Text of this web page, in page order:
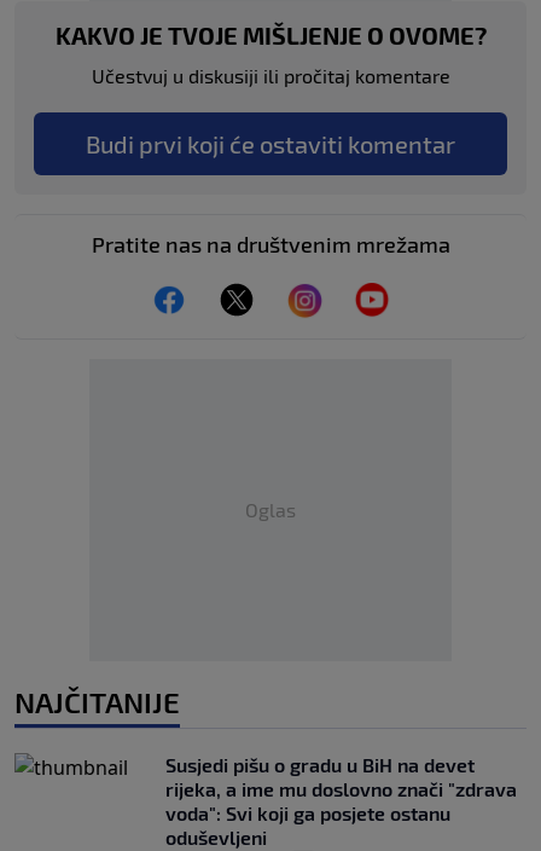
KAKVO JE TVOJE MIŠLJENJE O OVOME?
Učestvuj u diskusiji ili pročitaj komentare
Budi prvi koji će ostaviti komentar
Pratite nas na društvenim mrežama
Oglas
NAJČITANIJE
Susjedi pišu o gradu u BiH na devet
rijeka, a ime mu doslovno znači "zdrava
voda": Svi koji ga posjete ostanu
oduševljeni